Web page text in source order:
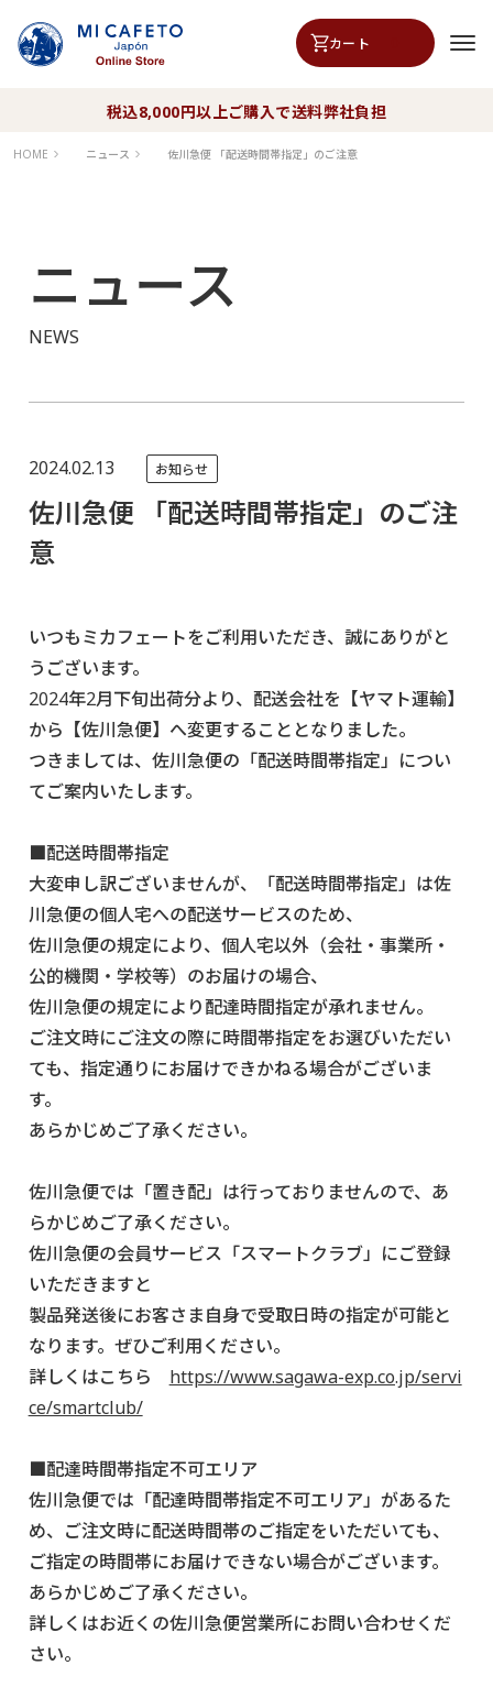
カート
税込8,000円以上ご購入で送料弊社負担
HOME ニュース 佐川急便 「配送時間帯指定」のご注意
ニュース
NEWS
2024.02.13 お知らせ
佐川急便 「配送時間帯指定」のご注
意
いつもミカフェートをご利用いただき、誠にありがと
うございます。
2024年2月下旬出荷分より、配送会社を【ヤマト運輸】
から【佐川急便】へ変更することとなりました。
つきましては、佐川急便の「配送時間帯指定」につい
てご案内いたします。
■配送時間帯指定
大変申し訳ございませんが、「配送時間帯指定」は佐
川急便の個人宅への配送サービスのため、
佐川急便の規定により、個人宅以外（会社・事業所・
公的機関・学校等）のお届けの場合、
佐川急便の規定により配達時間指定が承れません。
ご注文時にご注文の際に時間帯指定をお選びいただい
ても、指定通りにお届けできかねる場合がございま
す。
あらかじめご了承ください。
佐川急便では「置き配」は行っておりませんので、あ
らかじめご了承ください。
佐川急便の会員サービス「スマートクラブ」にご登録
いただきますと
製品発送後にお客さま自身で受取日時の指定が可能と
なります。ぜひご利用ください。
詳しくはこちら https://www.sagawa-exp.co.jp/servi
ce/smartclub/
■配達時間帯指定不可エリア
佐川急便では「配達時間帯指定不可エリア」があるた
め、ご注文時に配送時間帯のご指定をいただいても、
ご指定の時間帯にお届けできない場合がございます。
あらかじめご了承ください。
詳しくはお近くの佐川急便営業所にお問い合わせくだ
さい。